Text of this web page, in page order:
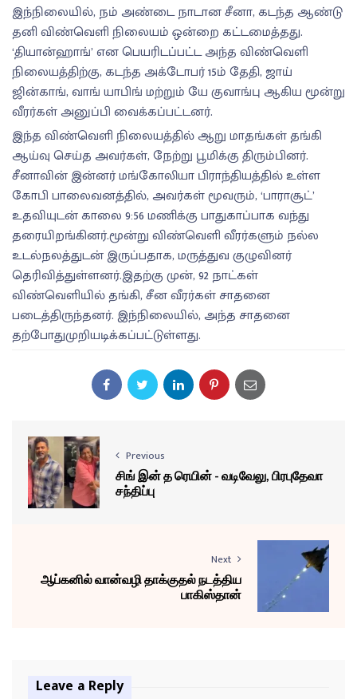
இந்நிலையில், நம் அண்டை நாடான சீனா, கடந்த ஆண்டு
தனி விண்வெளி நிலையம் ஒன்றை கட்டமைத்தது.
‘தியான்ஹாங்’ என பெயரிடப்பட்ட அந்த விண்வெளி
நிலையத்திற்கு, கடந்த அக்டோபர் 15ம் தேதி, ஜாய்
ஜின்காங், வாங் யாபிங் மற்றும் யே குவாங்பு ஆகிய மூன்று
வீரர்கள் அனுப்பி வைக்கப்பட்டனர்.
இந்த விண்வெளி நிலையத்தில் ஆறு மாதங்கள் தங்கி
ஆய்வு செய்த அவர்கள், நேற்று பூமிக்கு திரும்பினர்.
சீனாவின் இன்னர் மங்கோலியா பிராந்தியத்தில் உள்ள
கோபி பாலைவனத்தில், அவர்கள் மூவரும், ‘பாராசூட்’
உதவியுடன் காலை 9:56 மணிக்கு பாதுகாப்பாக வந்து
தரையிறங்கினர்.மூன்று விண்வெளி வீரர்களும் நல்ல
உடல்நலத்துடன் இருப்பதாக, மருத்துவ குழுவினர்
தெரிவித்துள்ளனர்.இதற்கு முன், 92 நாட்கள்
விண்வெளியில் தங்கி, சீன வீரர்கள் சாதனை
படைத்திருந்தனர். இந்நிலையில், அந்த சாதனை
தற்போதுமுறியடிக்கப்பட்டுள்ளது.
Previous
சிங் இன் த ரெயின் - வடிவேலு, பிரபுதேவா
சந்திப்பு
Next
ஆப்கனில் வான்வழி தாக்குதல் நடத்திய
பாகிஸ்தான்
Leave a Reply